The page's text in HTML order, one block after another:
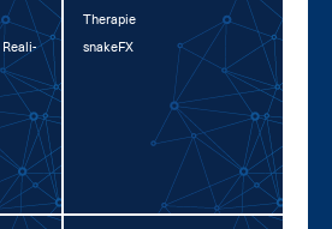
Rea­li­
Therapie
snake­FX